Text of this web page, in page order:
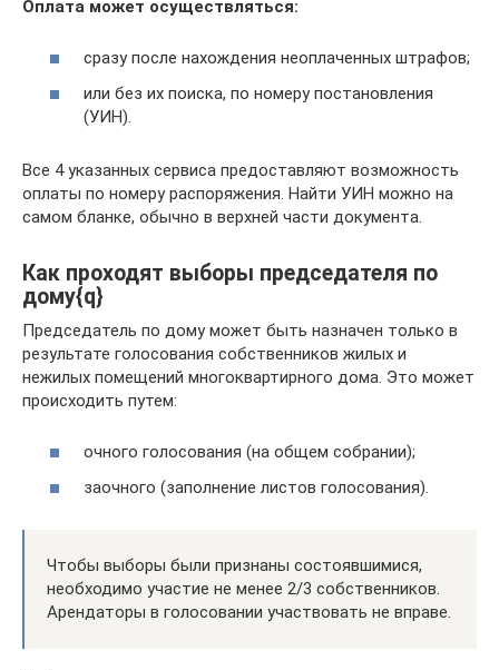
Оплата может осуществляться:
сразу после нахождения неоплаченных штрафов;
или без их поиска, по номеру постановления
(УИН).
Все 4 указанных сервиса предоставляют возможность
оплаты по номеру распоряжения. Найти УИН можно на
самом бланке, обычно в верхней части документа.
Как проходят выборы председателя по
дому{q}
Председатель по дому может быть назначен только в
результате голосования собственников жилых и
нежилых помещений многоквартирного дома. Это может
происходить путем:
очного голосования (на общем собрании);
заочного (заполнение листов голосования).
Чтобы выборы были признаны состоявшимися,
необходимо участие не менее 2/3 собственников.
Арендаторы в голосовании участвовать не вправе.